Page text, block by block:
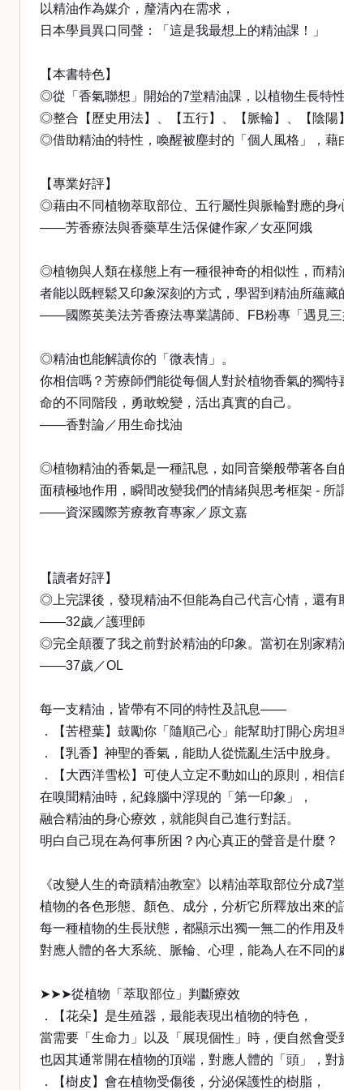
以精油作為媒介，釐清內在需求，
日本學員異口同聲：「這是我最想上的精油課！」
【本書特色】
◎從「香氣聯想」開始的7堂精油課，以植物生長特
◎整合【歷史用法】、【五行】、【脈輪】、【陰陽
◎借助精油的特性，喚醒被塵封的「個人風格」，藉
【專業好評】
◎藉由不同植物萃取部位、五行屬性與脈輪對應的身
——芳香療法與香藥草生活保健作家／女巫阿娥
◎植物與人類在樣態上有一種很神奇的相似性，而精
者能以既輕鬆又印象深刻的方式，學習到精油所蘊藏
——國際英美法芳香療法專業講師、FB粉專「遇見
◎精油也能解讀你的「微表情」。
你相信嗎？芳療師們能從每個人對於植物香氣的獨
命的不同階段，勇敢蛻變，活出真實的自己。
——香對論／用生命找油
◎植物精油的香氣是一種訊息，如同音樂般帶著各自
面積極地作用，瞬間改變我們的情緒與思考框架 - 所
——資深國際芳療教育專家／原文嘉
【讀者好評】
◎上完課後，發現精油不但能為自己代言心情，還有
——32歲／護理師
◎完全顛覆了我之前對於精油的印象。當初在別家精
——37歲／OL
每一支精油，皆帶有不同的特性及訊息——
．【苦橙葉】鼓勵你「隨順己心」能幫助打開心房坦
．【乳香】神聖的香氣，能助人從慌亂生活中脫身。
．【大西洋雪松】可使人立定不動如山的原則，相信
在嗅聞精油時，紀錄腦中浮現的「第一印象」，
融合精油的身心療效，就能與自己進行對話。
明白自己現在為何事所困？內心真正的聲音是什麼？
《改變人生的奇蹟精油教室》以精油萃取部位分成7
植物的各色形態、顏色、成分，分析它所釋放出來的
每一種植物的生長狀態，都顯示出獨一無二的作用及
對應人體的各大系統、脈輪、心理，能為人在不同的
➤➤➤從植物「萃取部位」判斷療效
．【花朵】是生殖器，最能表現出植物的特色，
當需要「生命力」以及「展現個性」時，便自然會受
也因其通常開在植物的頂端，對應人體的「頭」，對
．【樹皮】會在植物受傷後，分泌保護性的樹脂，